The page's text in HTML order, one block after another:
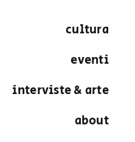
cultura
eventi
interviste & arte
about